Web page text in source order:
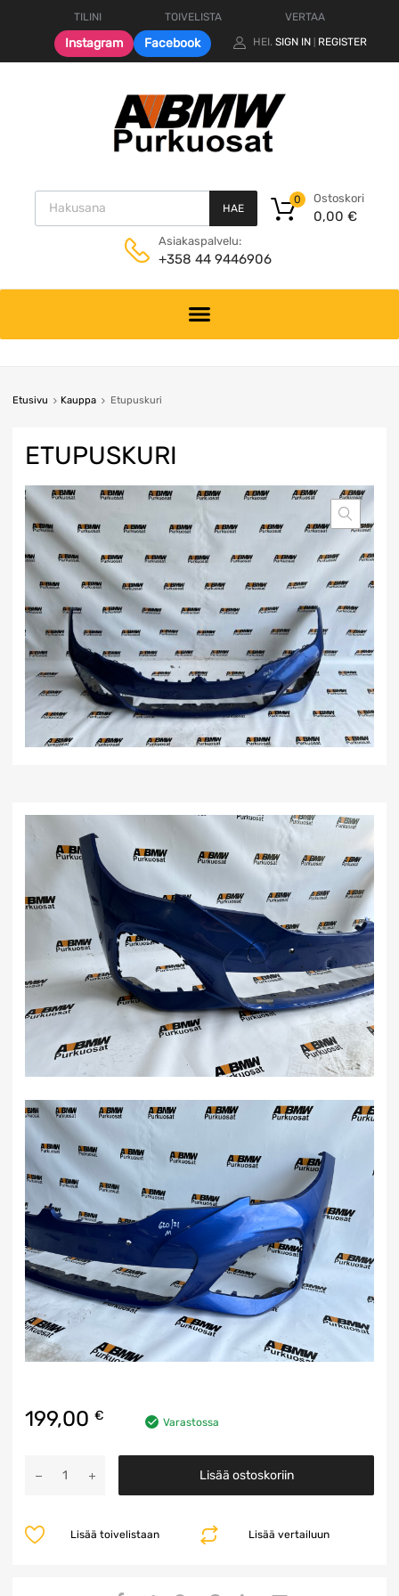
TILINI TOIVELISTA VERTAA
Instagram Facebook HEI. SIGN IN REGISTER
Products search
HAE
Ostoskori
0,00 €
0
Asiakaspalvelu:
+358 44 9446906
content
Etusivu Kauppa Etupuskuri
ETUPUSKURI
199,00 € Varastossa
määrä
Lisää ostoskoriin
Lisää vertailuun
Lisää toivelistaan